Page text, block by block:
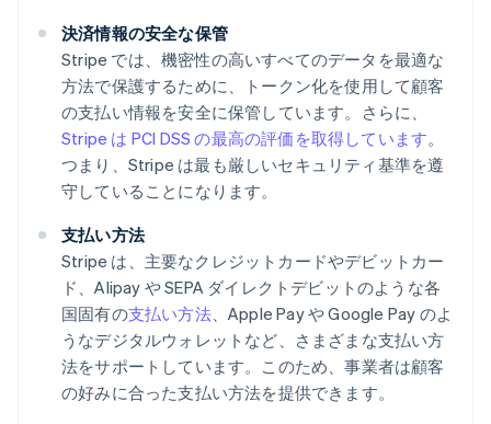
決済情報の安全な保管
Stripe では、機密性の高いすべてのデータを最適な
方法で保護するために、トークン化を使用して顧客
の支払い情報を安全に保管しています。さらに、
Stripe は PCI DSS の最高の評価を取得しています。
つまり、Stripe は最も厳しいセキュリティ基準を遵
守していることになります。
支払い方法
Stripe は、主要なクレジットカードやデビットカー
ド、Alipay や SEPA ダイレクトデビットのような各
国固有の支払い方法、Apple Pay や Google Pay のよ
うなデジタルウォレットなど、さまざまな支払い方
法をサポートしています。このため、事業者は顧客
の好みに合った支払い方法を提供できます。